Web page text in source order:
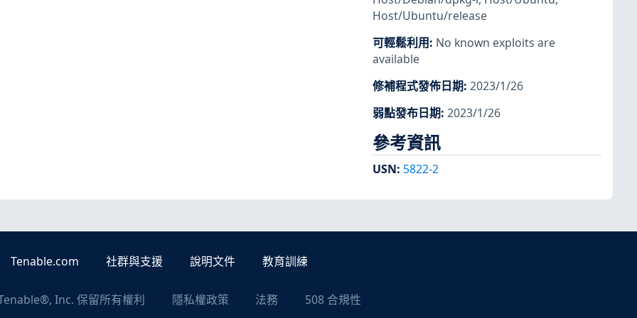
Host/Ubuntu/release
可輕鬆利用: No known exploits are
available
修補程式發佈日期: 2023/1/26
弱點發布日期: 2023/1/26
參考資訊
USN: 5822-2
Tenable.com 社群與支援 說明文件 教育訓練
Inc. 保留所有權利 隱私權政策 法務 508 合規性